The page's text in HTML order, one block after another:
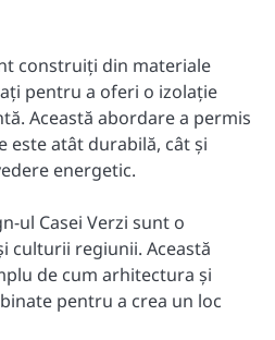
construiți din materiale
pentru a oferi o izolație
Această abordare a permis
este atât durabilă, cât și
energetic.
ul Casei Verzi sunt o
culturii regiunii. Această
de cum arhitectura și
pentru a crea un loc